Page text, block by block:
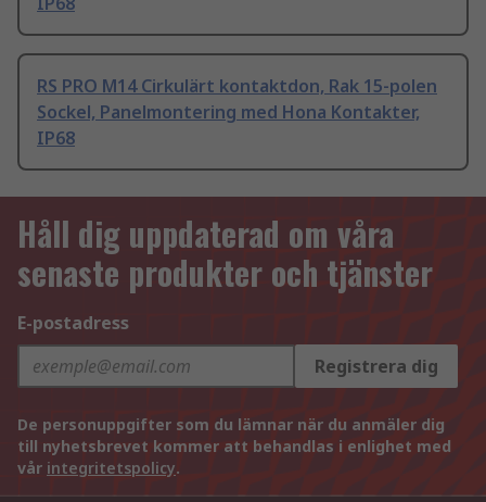
RS PRO M14 Cirkulärt kontaktdon, Rak 15-polen
Sockel, Panelmontering med Hona Kontakter,
IP68
Håll dig uppdaterad om våra
senaste produkter och tjänster
E-postadress
Registrera dig
De personuppgifter som du lämnar när du anmäler dig
till nyhetsbrevet kommer att behandlas i enlighet med
vår integritetspolicy.